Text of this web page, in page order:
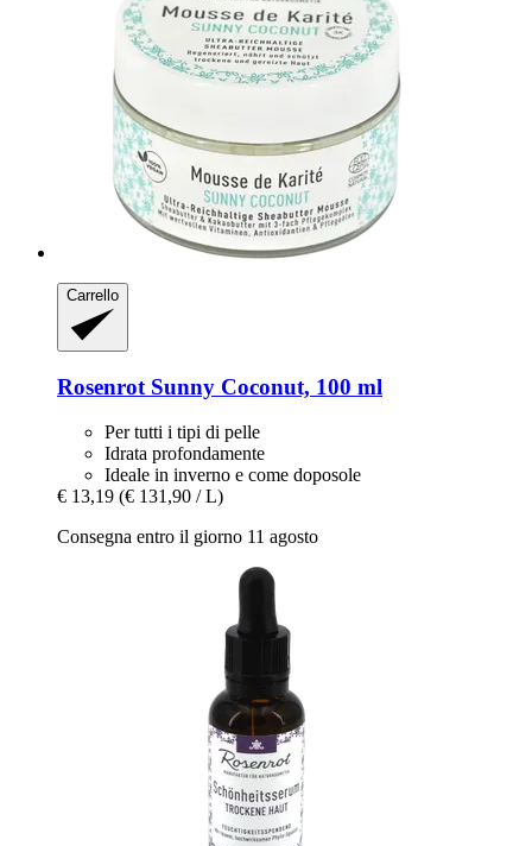
Carrello
Rosenrot Sunny Coconut, 100 ml
Per tutti i tipi di pelle
Idrata profondamente
Ideale in inverno e come doposole
€ 13,19 (€ 131,90 / L)
Consegna entro il giorno 11 agosto